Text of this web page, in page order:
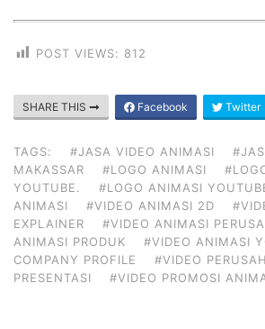
POST VIEWS: 812
SHARE THIS Facebook Twitter
TAGS: #JASA VIDEO ANIMASI
MAKASSAR
#LOGO ANIMASI
YOUTUBE.
#LOGO ANIMASI
ANIMASI
#VIDEO ANIMASI 2D
EXPLAINER
#VIDEO ANIMASI
ANIMASI PRODUK
#VIDEO ANIMASI
COMPANY PROFILE
#VIDEO
PRESENTASI
#VIDEO PROMOSI